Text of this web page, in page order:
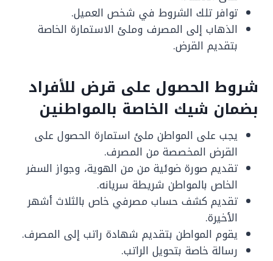
توافر تلك الشروط في شخص العميل.
الذهاب إلى المصرف وملئ الاستمارة الخاصة
بتقديم القرض.
شروط الحصول على قرض للأفراد
بضمان شيك الخاصة بالمواطنين
يجب على المواطن ملئ استمارة الحصول على
القرض المخصصة من المصرف.
تقديم صورة ضوئية من من الهوية، وجواز السفر
الخاص بالمواطن شريطة سريانه.
تقديم كشف حساب مصرفي خاص بالثلاث أشهر
الأخيرة.
يقوم المواطن بتقديم شهادة راتب إلى المصرف.
رسالة خاصة بتحويل الراتب.